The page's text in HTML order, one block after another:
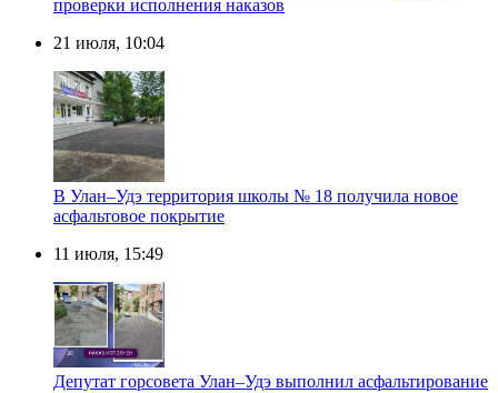
проверки исполнения наказов
21 июля, 10:04
В Улан–Удэ территория школы № 18 получила новое
асфальтовое покрытие
11 июля, 15:49
Депутат горсовета Улан–Удэ выполнил асфальтирование